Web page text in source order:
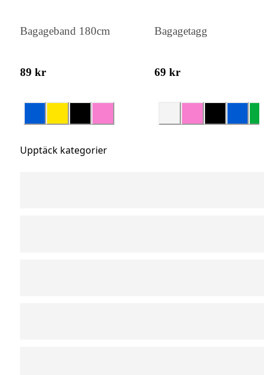
Bagageband 180cm
89 kr
Bagagetagg
69 kr
Upptäck kategorier